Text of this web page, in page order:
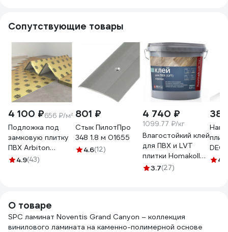
Сопутствующие товары
4 100 ₽656 ₽/м²
Подложка под
замковую плитку
ПВХ Arbiton
Secura LVT Click
4.9(43)
801 ₽
Стык ПилотПро
348 1.8 м 01655
4.6(12)
4 740 ₽
1099.77 ₽/кг
Влагостойкий клей
для ПВХ и LVT
плитки Homakoll
Tile 2K PU, 4.31 кг
3.7(27)
2,24.5
О товаре
SPC ламинат Noventis Grand Canyon – коллекция
винилового ламината на каменно-полимерной основе